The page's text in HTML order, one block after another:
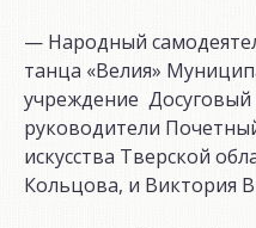
— Народный
танца «Велия»
учреждение
руководители
искусства Тверской
Кольцова, и Виктория